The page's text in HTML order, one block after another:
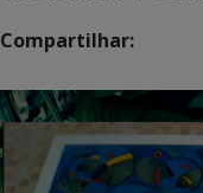
Compartilhar: